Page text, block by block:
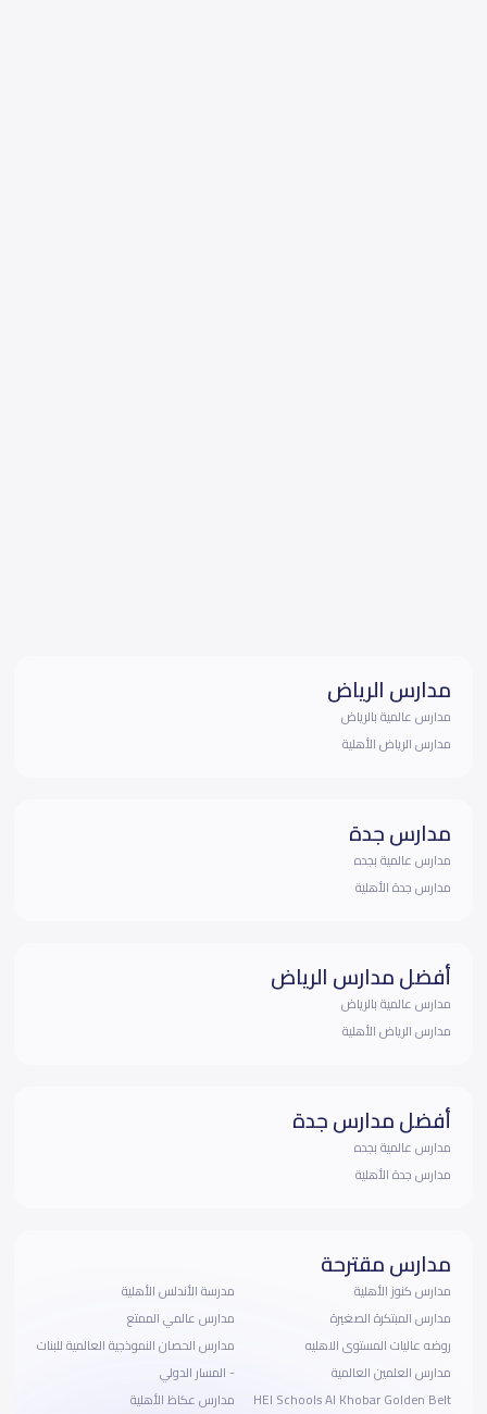
مدارس الرياض
مدارس عالمية بالرياض
مدارس الرياض الأهلية
مدارس جدة
مدارس عالمية بجده
مدارس جدة الأهلية
أفضل مدارس الرياض
مدارس عالمية بالرياض
مدارس الرياض الأهلية
أفضل مدارس جدة
مدارس عالمية بجده
مدارس جدة الأهلية
مدارس مقترحة
مدارس كنوز الأهلية
مدارس المبتكرة الصغيرة
روضه عاليات المستوى الاهليه
مدارس العلمين العالمية
HEI Schools Al Khobar Golden Belt
مدرسة الأندلس الأهلية
مدارس عالمي الممتع
مدارس الحصان النموذجية العالمية للبنات
- المسار الدولي
مدارس عكاظ الأهلية